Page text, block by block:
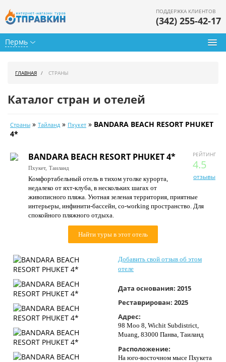
Пермь
ПОДДЕРЖКА КЛИЕНТОВ
(342) 255-42-17
Календарь туров
Цены дня
Страны
Как купить
О нас
ГЛАВНАЯ СТРАНЫ
Каталог стран и отелей
Страны » Тайланд » Пхукет » BANDARA BEACH RESORT PHUKET
4*
РЕЙТИНГ
4.5
отзывы
BANDARA BEACH RESORT PHUKET 4*
Пхукет, Таиланд
Комфортабельный отель в тихом уголке курорта,
недалеко от яхт-клуба, в нескольких шагах от
живописного пляжа. Уютная зеленая территория, приятные
интерьеры, инфинити-бассейн, co-working пространство. Для
спокойного пляжного отдыха.
Найти туры в этот отель
Добавить свой отзыв об этом
отеле
Дата основания: 2015
Реставрирован: 2025
Адрес:
98 Moo 8, Wichit Subdistrict,
Muang, 83000 Панва, Таиланд
Расположение:
На юго-восточном мысе Пхукета